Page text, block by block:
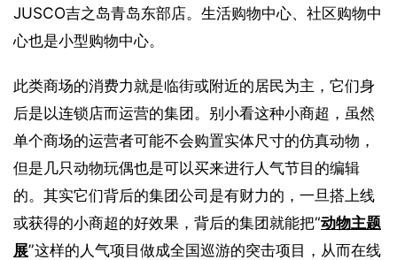
JUSCO吉之岛青岛东部店。生活购物中心、社区购物中
心也是小型购物中心。
此类商场的消费力就是临街或附近的居民为主，它们身
后是以连锁店而运营的集团。别小看这种小商超，虽然
单个商场的运营者可能不会购置实体尺寸的仿真动物，
但是几只动物玩偶也是可以买来进行人气节目的编辑
的。其实它们背后的集团公司是有财力的，一旦搭上线
或获得的小商超的好效果，背后的集团就能把“动物主题
展”这样的人气项目做成全国巡游的突击项目，从而在线